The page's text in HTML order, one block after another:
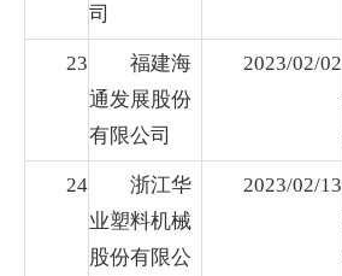
司
23
福建海
通发展股份
有限公司
2023/02/02
24
浙江华
业塑料机械
股份有限公
2023/02/13